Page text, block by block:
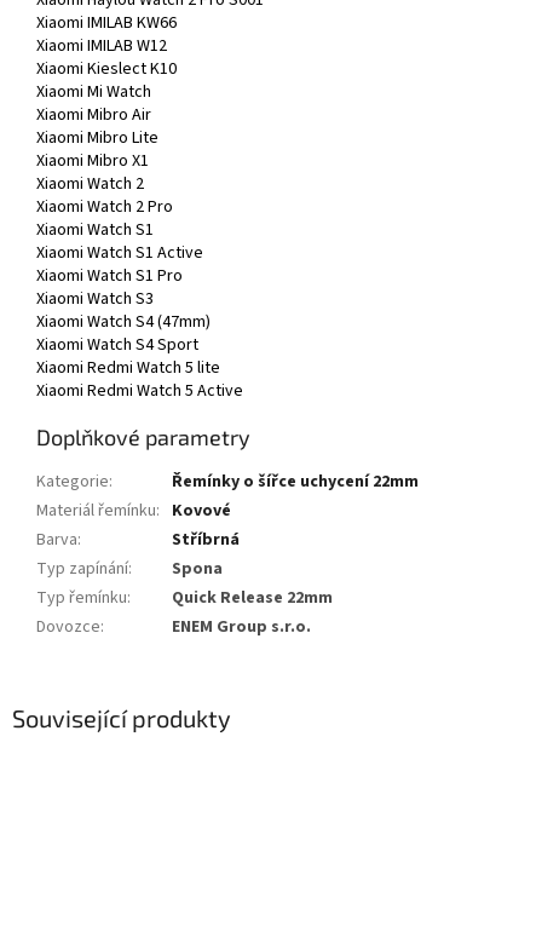
Související produkty
Xiaomi IMILAB KW66
Xiaomi IMILAB W12
Xiaomi Kieslect K10
Xiaomi Mi Watch
Xiaomi Mibro Air
Xiaomi Mibro Lite
Xiaomi Mibro X1
Xiaomi Watch 2
Xiaomi Watch 2 Pro
Xiaomi Watch S1
Xiaomi Watch S1 Active
Xiaomi Watch S1 Pro
Xiaomi Watch S3
Xiaomi Watch S4 (47mm)
Xiaomi Watch S4 Sport
Xiaomi Redmi Watch 5 lite
Xiaomi Redmi Watch 5 Active
Doplňkové parametry
Kategorie:
Řemínky o šířce uchycení 22mm
Materiál řemínku: Kovové
Barva:
Stříbrná
Typ zapínání:
Spona
Typ řemínku:
Quick Release 22mm
Dovozce: ENEM Group s.r.o.